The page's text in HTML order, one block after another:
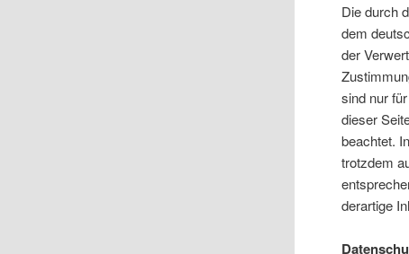
Die durch
dem
der
sind nur
dieser
beachtet.
trotzdem
derartige